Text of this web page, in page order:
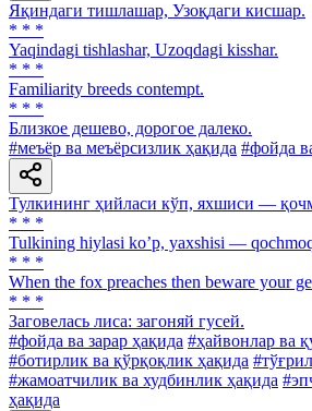
Яқиндаги тишлашар, Узоқдаги кисшар.
* * *
Yaqindagi tishlashar, Uzoqdagi kisshar.
* * *
Familiarity breeds contempt.
* * *
Близкое дешево, дорогое далеко.
#меъёр ва меъёрсизлик ҳақида #фойда
Тулкининг ҳийласи кўп, яхшиси —
* * *
Tulkining hiylasi koʼp, yaxshisi —
* * *
When the fox preaches then beware your
* * *
Заговелась лиса: загоняй гусей.
#фойда ва зарар ҳақида #ҳайвонлар ва
#ботирлик ва қўрқоқлик ҳақида
#жамоатчилик ва худбинлик ҳақида
ҳақида